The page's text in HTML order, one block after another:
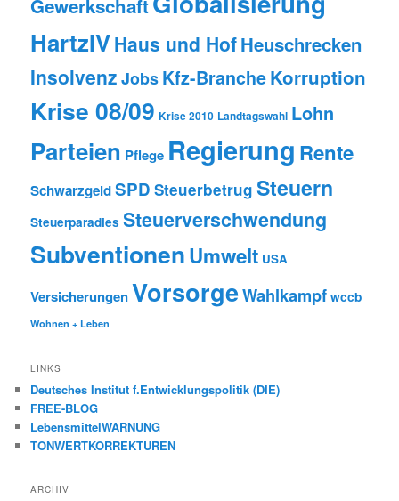
Gewerkschaft
HartzIVHaus und HofHeuschrecken
Insolvenz Jobs Kfz-BrancheKorruption
Krise 08/09 Krise 2010 Landtagswahl Lohn
Parteien Pflege Regierung Rente
SchwarzgeldSPD Steuerbetrug Steuern
Steuerparadies Steuerverschwendung
SubventionenUmwelt USA
VersicherungenVorsorgeWahlkampf wccb
Wohnen + Leben
LINKS
Deutsches Institut f.Entwicklungspolitik (DIE)
FREE-BLOG
LebensmittelWARNUNG
TONWERTKORREKTUREN
ARCHIV